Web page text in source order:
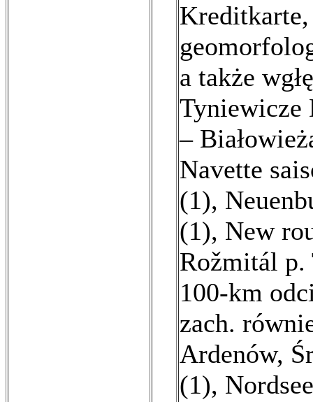
a także
Tyniewicze
–
Navette
(1),
(1), New
Rožmitál
100-km
zach.
Ardenów,
(1),